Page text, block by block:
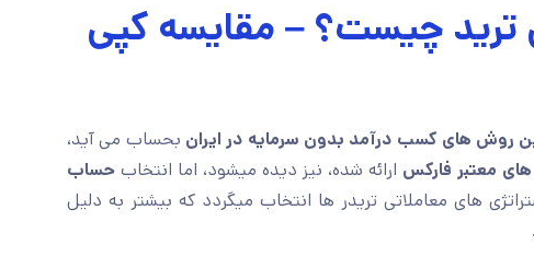
چیست؟ – مقایسه کپی
روش های کسب درآمد بدون سرمایه در ایران بحساب می آید،
های معتبر فارکس ارائه شده، نیز دیده میشود، اما انتخاب حساب
های معاملاتی تریدر ها انتخاب میگردد که بیشتر به دلیل